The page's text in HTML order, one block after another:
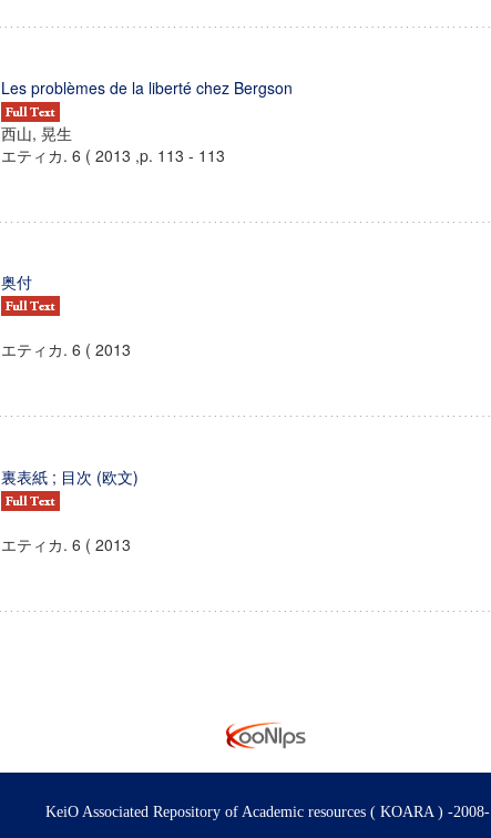
Les problèmes de la liberté chez Bergson
西山, 晃生
エティカ. 6 ( 2013 ,p. 113 - 113
奥付
エティカ. 6 ( 2013
裏表紙 ; 目次 (欧文)
エティカ. 6 ( 2013
KeiO Associated Repository of Academic resources ( KOARA ) -2008-